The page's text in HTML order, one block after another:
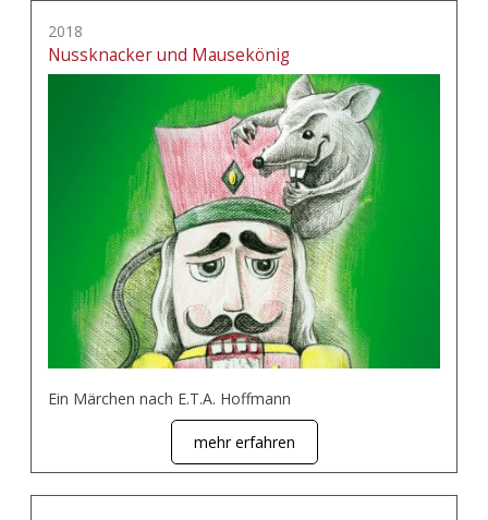
2018
Nussknacker und Mausekönig
Ein Märchen nach E.T.A. Hoffmann
mehr erfahren